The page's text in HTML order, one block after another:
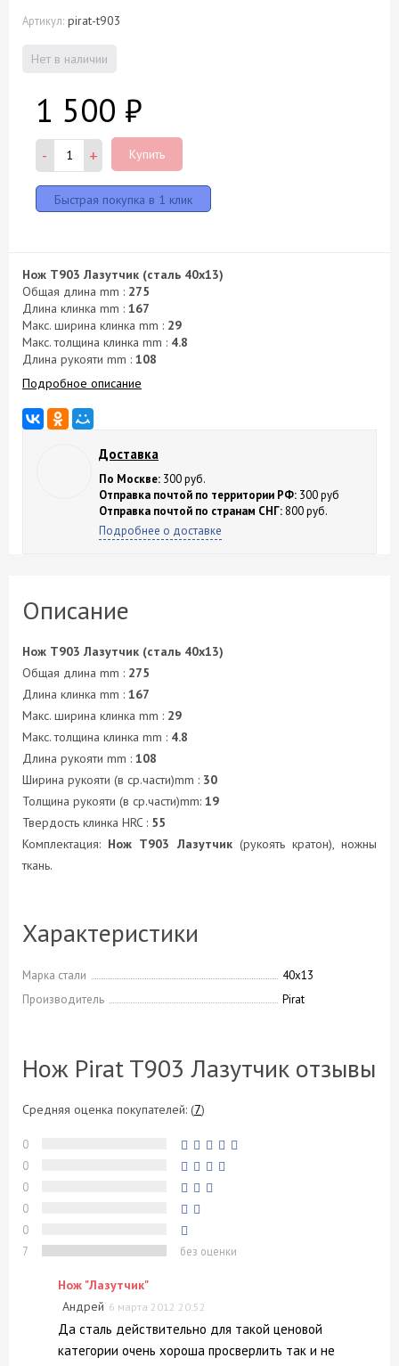
Артикул: pirat-t903
Нет в наличии
1 500 ₽
- + Купить
Нож T903 Лазутчик (сталь 40х13)
Общая длина mm : 275
Длина клинка mm : 167
Макс. ширина клинка mm : 29
Макс. толщина клинка mm : 4.8
Длина рукояти mm : 108
Подробное описание
Доставка
По Москве: 300 руб.
Отправка почтой по территории РФ: 300 руб
Отправка почтой по странам СНГ: 800 руб.
Подробнее о доставке
Описание
Нож T903 Лазутчик (сталь 40х13)
Общая длина mm : 275
Длина клинка mm : 167
Макс. ширина клинка mm : 29
Макс. толщина клинка mm : 4.8
Длина рукояти mm : 108
Ширина рукояти (в ср.части)mm : 30
Толщина рукояти (в ср.части)mm: 19
Твердость клинка HRC : 55
Комплектация: Нож T903 Лазутчик(рукоять кратон), ножны
ткань.
Характеристики
Марка стали
40х13
Производитель
Pirat
Нож Pirat T903 Лазутчик отзывы
Средняя оценка покупателей: (7)
0
0
0
0
0
7
без оценки
Нож "Лазутчик"
Андрей 6 марта 2012 20:52
Да сталь действительно для такой ценовой
категории очень хороша просверлить так и не